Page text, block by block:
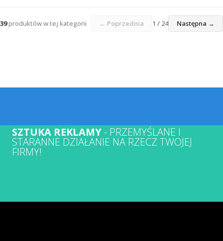
39produktów w tej kategorii ← Poprzednia 1 / 24 Następna →
SZTUKA REKLAMY- PRZEMYŚLANE I
STARANNE DZIAŁANIE NA RZECZ TWOJEJ
FIRMY!